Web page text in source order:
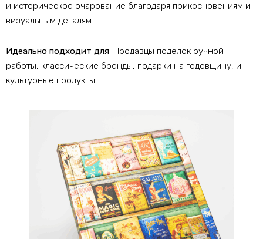
и историческое очарование благодаря прикосновениям и
визуальным деталям.
Идеально подходит для: Продавцы поделок ручной
работы, классические бренды, подарки на годовщину, и
культурные продукты.